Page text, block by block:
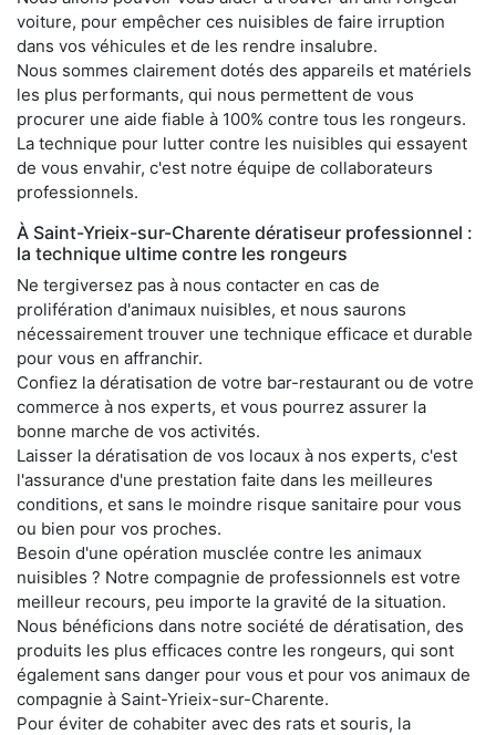
voiture, pour empêcher ces nuisibles de faire irruption
dans vos véhicules et de les rendre insalubre.
Nous sommes clairement dotés des appareils et matériels
les plus performants, qui nous permettent de vous
procurer une aide fiable à 100% contre tous les rongeurs.
La technique pour lutter contre les nuisibles qui essayent
de vous envahir, c'est notre équipe de collaborateurs
professionnels.
À Saint-Yrieix-sur-Charente dératiseur professionnel :
la technique ultime contre les rongeurs
Ne tergiversez pas à nous contacter en cas de
prolifération d'animaux nuisibles, et nous saurons
nécessairement trouver une technique efficace et durable
pour vous en affranchir.
Confiez la dératisation de votre bar-restaurant ou de votre
commerce à nos experts, et vous pourrez assurer la
bonne marche de vos activités.
Laisser la dératisation de vos locaux à nos experts, c'est
l'assurance d'une prestation faite dans les meilleures
conditions, et sans le moindre risque sanitaire pour vous
ou bien pour vos proches.
Besoin d'une opération musclée contre les animaux
nuisibles ? Notre compagnie de professionnels est votre
meilleur recours, peu importe la gravité de la situation.
Nous bénéficions dans notre société de dératisation, des
produits les plus efficaces contre les rongeurs, qui sont
également sans danger pour vous et pour vos animaux de
compagnie à Saint-Yrieix-sur-Charente.
Pour éviter de cohabiter avec des rats et souris, la